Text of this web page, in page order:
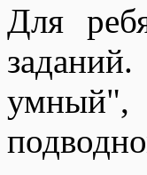
Для
умный",